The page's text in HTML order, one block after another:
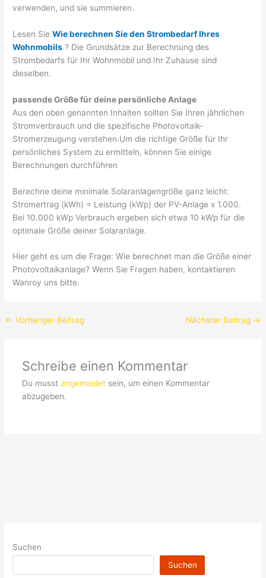
verwenden, und sie summieren.
Lesen SieWie berechnen Sie den Strombedarf Ihres
Wohnmobils ? Die Grundsätze zur Berechnung des
Strombedarfs für Ihr Wohnmobil und Ihr Zuhause sind
dieselben.
passende Größe für deine persönliche Anlage
Aus den oben genannten Inhalten sollten Sie Ihren jährlichen
Stromverbrauch und die spezifische Photovoltaik-
Stromerzeugung verstehen.Um die richtige Größe für Ihr
persönliches System zu ermitteln, können Sie einige
Berechnungen durchführen
Berechne deine minimale Solaranlagengröße ganz leicht:
Stromertrag (kWh) = Leistung (kWp) der PV-Anlage x 1.000.
Bei 10.000 kWp Verbrauch ergeben sich etwa 10 kWp für die
optimale Größe deiner Solaranlage.
Hier geht es um die Frage: Wie berechnet man die Größe einer
Photovoltaikanlage? Wenn Sie Fragen haben, kontaktieren
Wanroy uns bitte.
← Vorheriger Beitrag Nächster Beitrag →
Schreibe einen Kommentar
Du musst angemeldetsein, um einen Kommentar
abzugeben.
Suchen
Suchen